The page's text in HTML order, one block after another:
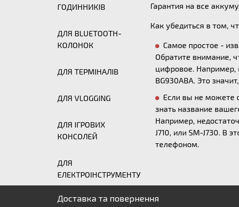
ГОДИННИКІВ
ДЛЯ BLUETOOTH-
КОЛОНОК
ДЛЯ ТЕРМІНАЛІВ
ДЛЯ VLOGGING
ДЛЯ ІГРОВИХ
КОНСОЛЕЙ
ДЛЯ
ЕЛЕКТРОІНСТРУМЕНТУ
Гарантия на все
Как убедиться в том,
Самое простое -
Обратите внимание,
цифровое. Например,
BG930ABA. Это
Если вы не можете
знать название
Например,
J710, или SM-J730. В
телефоном.
Доставка та повернення